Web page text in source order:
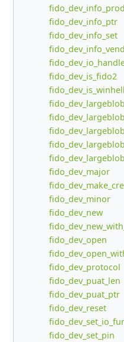
fido_dev_info_ptr
fido_dev_info_set
fido_dev_is_fido2
fido_dev_major
fido_dev_minor
fido_dev_new
fido_dev_open
fido_dev_protocol
fido_dev_puat_len
fido_dev_puat_ptr
fido_dev_reset
fido_dev_set_pin